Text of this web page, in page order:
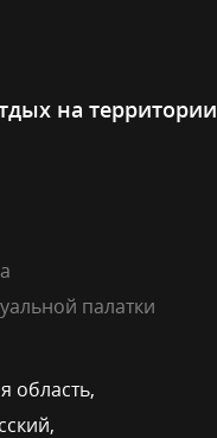
на территории
палатки
область,